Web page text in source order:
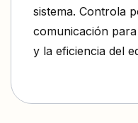
sistema. Controla
comunicación
y la eficiencia del